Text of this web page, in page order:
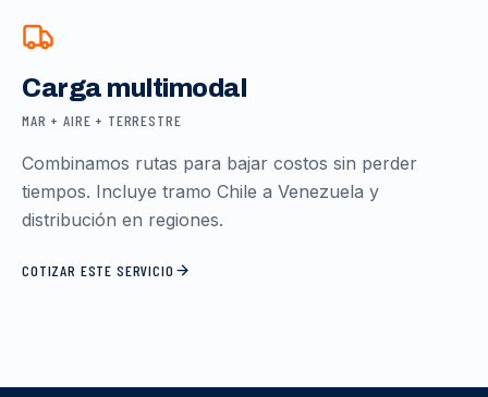
Carga multimodal
MAR + AIRE + TERRESTRE
Combinamos rutas para bajar costos sin perder
tiempos. Incluye tramo Chile a Venezuela y
distribución en regiones.
COTIZAR ESTE SERVICIO